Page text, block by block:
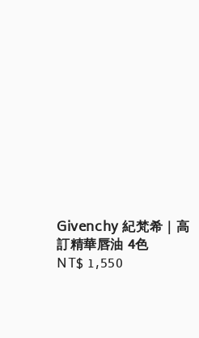
Givenchy 紀梵希｜高
訂精華唇油 4色
Regular
NT$ 1,550